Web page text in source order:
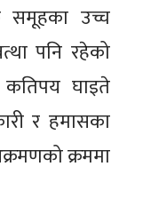
समूहका उच्च
पनि रहेको
घाइते
र हमासका
क्रममा